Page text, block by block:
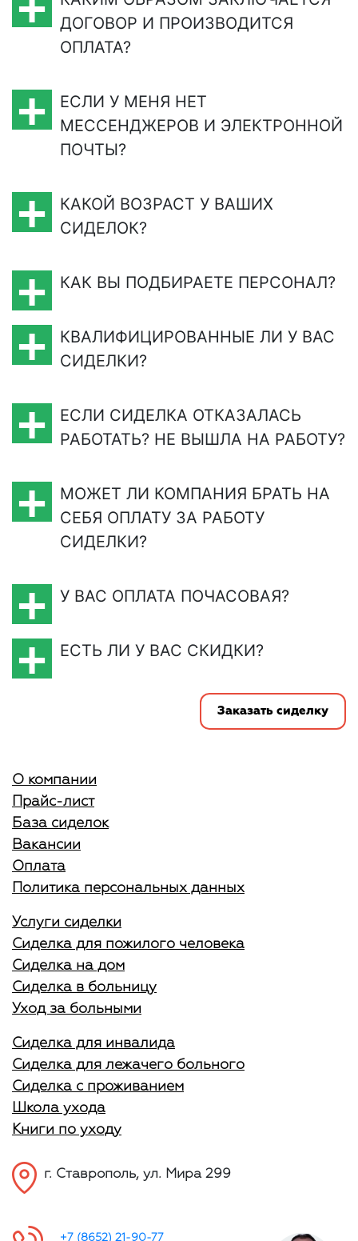
ДОГОВОР И ПРОИЗВОДИТСЯ
ОПЛАТА?
ЕСЛИ У МЕНЯ НЕТ
МЕСCЕНДЖЕРОВ И ЭЛЕКТРОННОЙ
ПОЧТЫ?
КАКОЙ ВОЗРАСТ У ВАШИХ
СИДЕЛОК?
КАК ВЫ ПОДБИРАЕТЕ ПЕРСОНАЛ?
КВАЛИФИЦИРОВАННЫЕ ЛИ У ВАС
СИДЕЛКИ?
ЕСЛИ СИДЕЛКА ОТКАЗАЛАСЬ
РАБОТАТЬ? НЕ ВЫШЛА НА РАБОТУ?
МОЖЕТ ЛИ КОМПАНИЯ БРАТЬ НА
СЕБЯ ОПЛАТУ ЗА РАБОТУ
СИДЕЛКИ?
У ВАС ОПЛАТА ПОЧАСОВАЯ?
ЕСТЬ ЛИ У ВАС СКИДКИ?
Заказать сиделку
О компании
Прайс-лист
База сиделок
Вакансии
Оплата
Политика персональных данных
Услуги сиделки
Сиделка для пожилого человека
Сиделка на дом
Сиделка в больницу
Уход за больными
Сиделка для инвалида
Сиделка для лежачего больного
Сиделка с проживанием
Школа ухода
Книги по уходу
г. Ставрополь, ул. Мира 299
+7 (8652) 21-90-77